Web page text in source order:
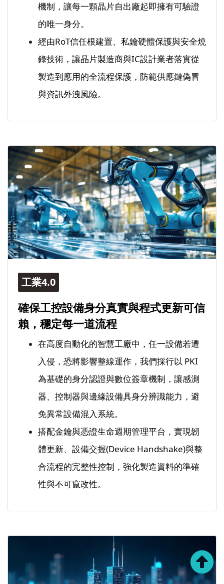
機制，讓每一顆晶片自出廠起即擁有可驗證
的唯一身分。
經由RoT信任根建置、私鑰硬體保護與安全燒
錄技術，讓晶片製造商與IC設計業者落實從
製造到應用的全流程保護，防範供應鏈偽冒
與資訊外洩風險。
工業4.0
確保工控設備身分真實與程式更新可信
賴，穩定每一道流程
在高度自動化的智慧工廠中，任一設備若遭
入侵，恐將影響整線運作，我們採行以 PKI
為基礎的身分認證與數位簽章機制，讓感測
器、控制器與邊緣設備具身分辨識能力，避
免異常設備混入系統。
搭配金鑰與憑證生命週期管理平台，實現韌
體更新、設備交握(Device Handshake)與整
合流程的完整性控制，強化製造資料的準確
性與不可竄改性。